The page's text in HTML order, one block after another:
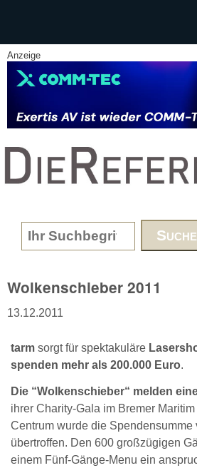
Anzeige
Search form
Wolkenschieber 2011
13.12.2011
tarm sorgt für spektakuläre
spenden mehr als 200.000 Euro.
Die “Wolkenschieber“ melden
ihrer Charity-Gala im Bremer
Centrum wurde die Spendensumme
übertroffen. Den 600 großzügigen
einem Fünf-Gänge-Menu ein